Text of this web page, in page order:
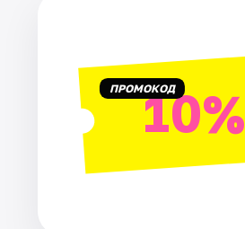
Рейтинги ПРОМОКОД10%